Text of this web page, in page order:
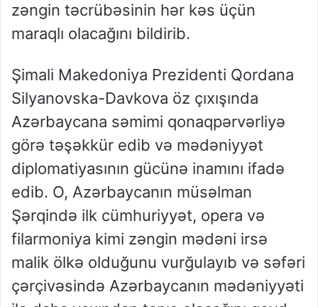
zəngin təcrübəsinin hər kəs üçün
maraqlı olacağını bildirib.
Şimali Makedoniya Prezidenti Qordana
Silyanovska-Davkova öz çıxışında
Azərbaycana səmimi qonaqpərvərliyə
görə təşəkkür edib və mədəniyyət
diplomatiyasının gücünə inamını ifadə
edib. O, Azərbaycanın müsəlman
Şərqində ilk cümhuriyyət, opera və
filarmoniya kimi zəngin mədəni irsə
malik ölkə olduğunu vurğulayıb və səfəri
çərçivəsində Azərbaycanın mədəniyyəti